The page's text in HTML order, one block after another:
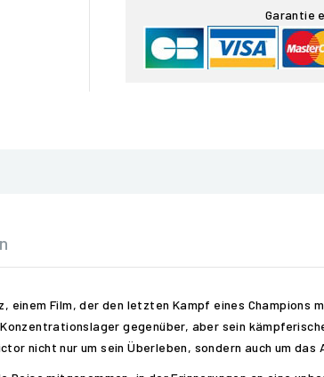
Garantie
einem Film, der den letzten Kampf eines
gegenüber, aber sein
nicht nur um sein Überleben, sondern auch um das